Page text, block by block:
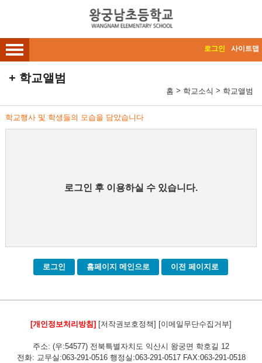
로그인 사이트맵
학교앨범
홈 > 학교소식 > 학교앨범
학교행사 및 학생들의 모습을 담았습니다
로그인 후 이용하실 수 있습니다.
로그인 홈페이지 메인으로 이전 페이지로
[개인정보처리방침] [저작권보호정책] [이메일무단수집거부]
주소: (우:54577) 전북특별자치도 익산시 왕궁면 학호길 12
전화: 교무실:063-291-0516 행정실:063-291-0517 FAX:063-291-0518